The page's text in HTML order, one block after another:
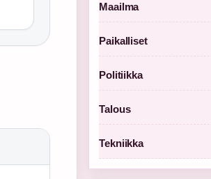
Maailma
Paikalliset
Politiikka
Talous
Tekniikka